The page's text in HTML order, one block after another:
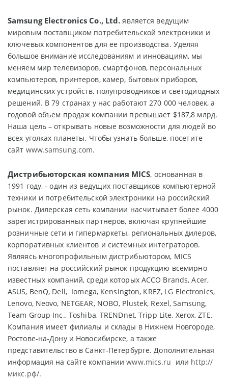
Samsung Electronics Co., Ltd. является ведущим
мировым поставщиком потребительской электроники и
ключевых компонентов для ее производства. Уделяя
большое внимание исследованиям и инновациям, мы
меняем мир телевизоров, смартфонов, персональных
компьютеров, принтеров, камер, бытовых приборов,
медицинских устройств, полупроводников и светодиодных
решений. В 79 странах у нас работают 270 000 человек, а
годовой объем продаж компании превышает $187,8 млрд.
Наша цель – открывать новые возможности для людей во
всех уголках планеты. Чтобы узнать больше, посетите
сайт www.samsung.com.
Дистрибьюторская компания MICS, основанная в
1991 году, - один из ведущих поставщиков компьютерной
техники и потребительской электроники на российский
рынок. Дилерская сеть компании насчитывает более 4000
зарегистрированных партнеров, включая крупнейшие
розничные сети и гипермаркеты, региональных дилеров,
корпоративных клиентов и системных интеграторов.
Являясь многопрофильным дистрибьютором, MICS
поставляет на российский рынок продукцию всемирно
известных компаний, среди которых ACCO Brands, Acer,
ASUS, BenQ, Dell, Iomega, Kensington, KREZ, LG Electronics,
Lenovo, Neovo, NETGEAR, NOBO, Plustek, Rexel, Samsung,
Team Group Inc., Toshiba, TRENDnet, Tripp Lite, Xerox, ZTE.
Компания имеет филиалы и склады в Нижнем Новгороде,
Ростове-на-Дону и Новосибирске, а также
представительство в Санкт-Петербурге. Дополнительная
информация на сайте компанииwww.mics.ru или http://
микс.рф/.